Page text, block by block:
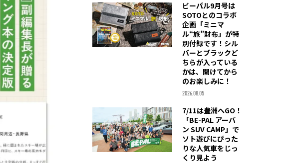
ビーパル9月号は
SOTOとのコラボ
企画「ミニマ
ル“旅”財布」が特
別付録です！シル
バーとブラックど
ちらが入っている
かは、開けてから
のお楽しみに！
2026.08.05
7/11は豊洲へGO！
「BE-PAL アーバ
ン SUV CAMP」で
ソト遊びにぴった
りな人気車をじっ
くり見よう